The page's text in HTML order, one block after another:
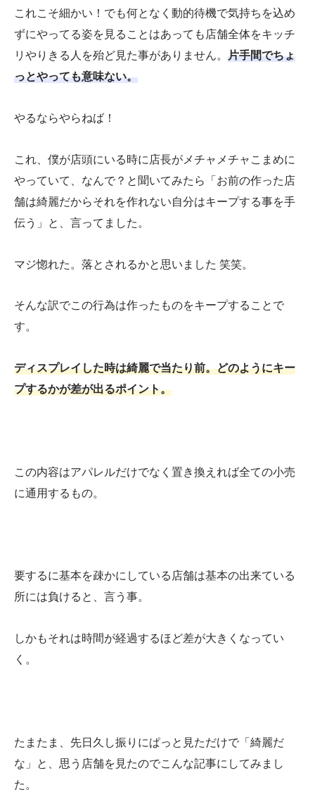
これこそ細かい！でも何となく動的待機で気持ちを込め
ずにやってる姿を見ることはあっても店舗全体をキッチ
リやりきる人を殆ど見た事がありません。 片手間でちょ
っとやっても意味ない。
やるならやらねば！
これ、僕が店頭にいる時に店長がメチャメチャこまめに
やっていて、なんで？と聞いてみたら「お前の作った店
舗は綺麗だからそれを作れない自分はキープする事を手
伝う」と、言ってました。
マジ惚れた。落とされるかと思いました 笑笑。
そんな訳でこの行為は作ったものをキープすることで
す。
ディスプレイした時は綺麗で当たり前。どのようにキー
プするかが差が出るポイント。
この内容はアパレルだけでなく置き換えれば全ての小売
に通用するもの。
要するに基本を疎かにしている店舗は基本の出来ている
所には負けると、言う事。
しかもそれは時間が経過するほど差が大きくなってい
く。
たまたま、先日久し振りにぱっと見ただけで「綺麗だ
な」と、思う店舗を見たのでこんな記事にしてみまし
た。